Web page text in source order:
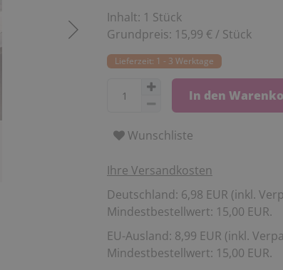
Inhalt: 1 Stück
Grundpreis: 15,99 € / Stück
Lieferzeit: 1 - 3 Werktage
In den
Wunschliste
Ihre Versandkosten
Deutschland: 6,98 EUR (inkl.
Mindestbestellwert: 15,00 EUR.
EU-Ausland: 8,99 EUR (inkl.
Mindestbestellwert: 15,00 EUR.